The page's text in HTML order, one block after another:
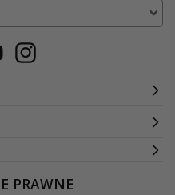
Instagram
PRAWNE